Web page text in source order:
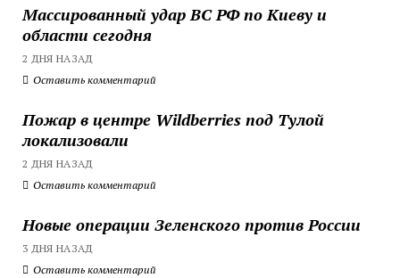
Массированный удар ВС РФ по Киеву и
области сегодня
2 ДНЯ НАЗАД
Оставить комментарий
Пожар в центре Wildberries под Тулой
локализовали
2 ДНЯ НАЗАД
Оставить комментарий
Новые операции Зеленского против России
3 ДНЯ НАЗАД
Оставить комментарий